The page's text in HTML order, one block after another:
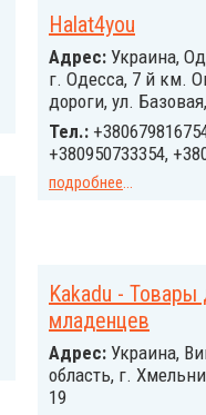
Halat4you
Адрес: Украина,
г. Одесса, 7 й км.
дороги, ул.
Тел.:
+380950733354,
подробнее...
Kakadu - Товары
младенцев
Адрес: Украина,
область, г.
19